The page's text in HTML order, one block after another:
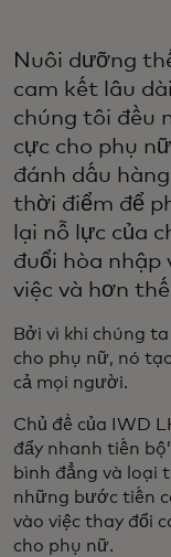
Nuôi dưỡng
cam kết lâu
chúng tôi đều
cực cho phụ
đánh dấu
thời điểm để
lại nỗ lực của
đuổi hòa nhập
việc và hơn
Bởi vì khi chúng
cho phụ nữ, nó
cả mọi người.
Chủ đề của IWD
đẩy nhanh tiến
bình đẳng và loại
những bước tiến
vào việc thay đổi
cho phụ nữ.